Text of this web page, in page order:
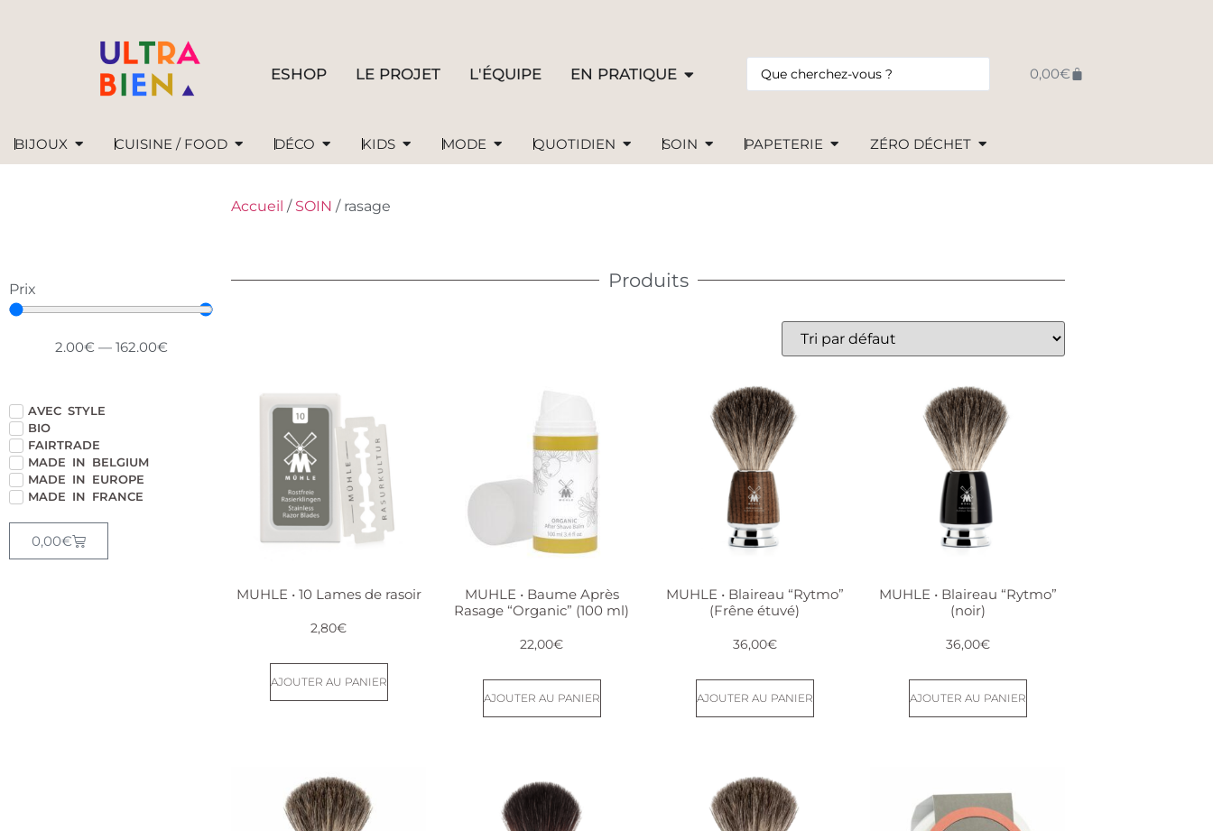
ESHOP LE PROJET L'ÉQUIPE EN PRATIQUE 0,00€
BIJOUX CUISINE / FOOD DÉCO KIDS MODE QUOTIDIEN SOIN PAPETERIE ZÉRO DÉCHET
Prix
2.00€ — 162.00€
AVEC STYLE
BIO
FAIRTRADE
MADE IN BELGIUM
MADE IN EUROPE
MADE IN FRANCE
0,00€
Accueil / SOIN / rasage
Produits
MUHLE • 10 Lames de rasoir
2,80€
AJOUTER AU PANIER
MUHLE • Baume Après
Rasage “Organic” (100 ml)
22,00€
AJOUTER AU PANIER
MUHLE • Blaireau “Rytmo”
(Frêne étuvé)
36,00€
AJOUTER AU PANIER
MUHLE • Blaireau “Rytmo”
(noir)
36,00€
AJOUTER AU PANIER